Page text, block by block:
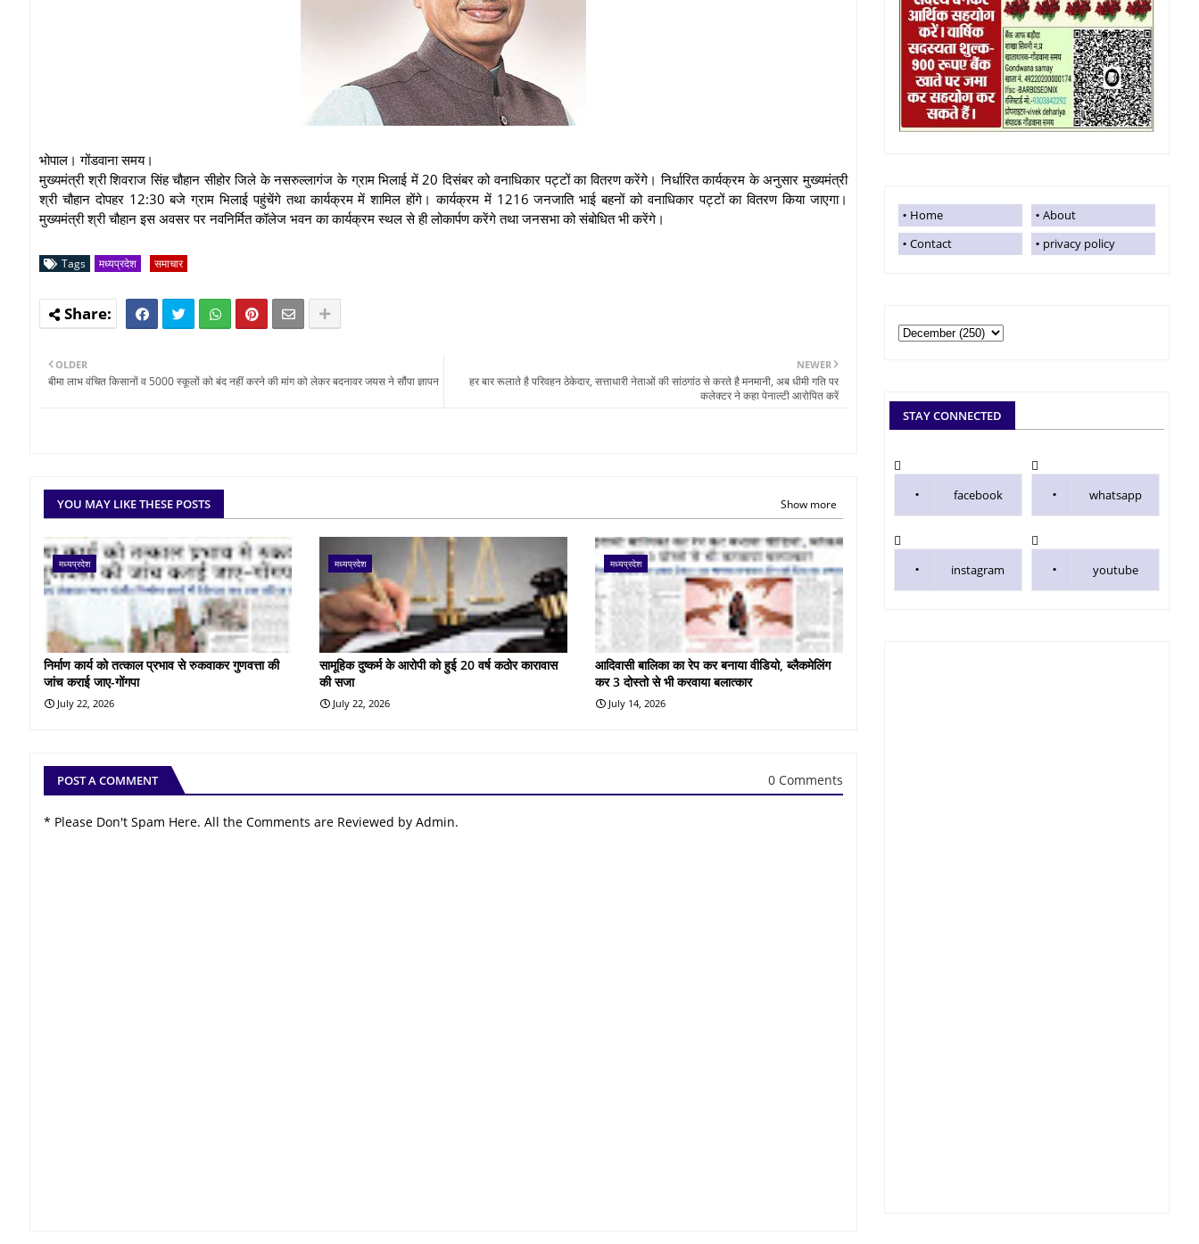
भोपाल। गोंडवाना समय।
मुख्यमंत्री श्री शिवराज सिंह चौहान सीहोर जिले के नसरुल्लागंज के ग्राम भिलाई में 20 दिसंबर को वनाधिकार पट्टों का वितरण करेंगे। निर्धारित कार्यक्रम के अनुसार मुख्यमंत्री
श्री चौहान दोपहर 12:30 बजे ग्राम भिलाई पहुंचेंगे तथा कार्यक्रम में शामिल होंगे। कार्यक्रम में 1216 जनजाति भाई बहनों को वनाधिकार पट्टों का वितरण किया जाएगा।
मुख्यमंत्री श्री चौहान इस अवसर पर नवनिर्मित कॉलेज भवन का कार्यक्रम स्थल से ही लोकार्पण करेंगे तथा जनसभा को संबोधित भी करेंगे।
Tags मध्यप्रदेश समाचार
NEWER
हर बार रूलाते है परिवहन ठेकेदार, सत्ताधारी नेताओं की सांठगांठ से करते है मनमानी, अब धीमी गति पर
कलेक्टर ने कहा पेनाल्टी आरोपित करें
OLDER
बीमा लाभ वंचित किसानों व 5000 स्कूलों को बंद नहीं करने की मांग को लेकर बदनावर जयस ने सौंपा ज्ञापन
YOU MAY LIKE THESE POSTS Show more
मध्यप्रदेश
निर्माण कार्य को तत्काल प्रभाव से रुकवाकर गुणवत्ता की
जांच कराई जाए-गोंगपा
July 22, 2026
मध्यप्रदेश
सामूहिक दुष्कर्म के आरोपी को हुई 20 वर्ष कठोर कारावास
की सजा
July 22, 2026
मध्यप्रदेश
आदिवासी बालिका का रेप कर बनाया वीडियो, ब्लैकमेलिंग
कर 3 दोस्तो से भी करवाया बलात्कार
July 14, 2026
POST A COMMENT 0 Comments
* Please Don't Spam Here. All the Comments are Reviewed by Admin.
Home
About
Contact
privacy policy
STAY CONNECTED
facebook whatsapp
instagram youtube